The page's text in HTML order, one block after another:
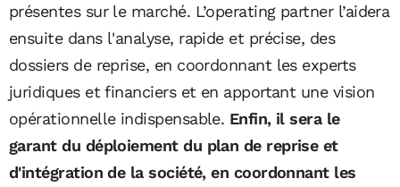
présentes sur le marché. L’operating partner l’aidera
ensuite dans l'analyse, rapide et précise, des
dossiers de reprise, en coordonnant les experts
juridiques et financiers et en apportant une vision
opérationnelle indispensable. Enfin, il sera le
garant du déploiement du plan de reprise et
d'intégration de la société, en coordonnant les